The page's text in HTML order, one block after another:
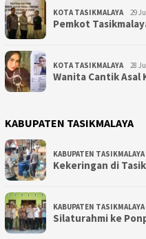
KOTA TASIKMALAYA 29
Pemkot
KOTA TASIKMALAYA 28
Wanita Cantik Asal
KABUPATEN TASIKMALAYA
KABUPATEN TASIKMALAYA
Kekeringan di
KABUPATEN TASIKMALAYA
Silaturahmi ke